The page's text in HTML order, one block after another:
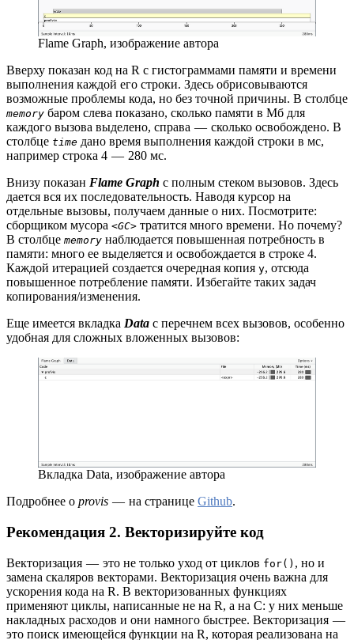
Flame Graph, изображение автора
Вверху показан код на R с гистограммами памяти и времени
выполнения каждой его строки. Здесь обрисовываются
возможные проблемы кода, но без точной причины. В столбце
memory баром слева показано, сколько памяти в Мб для
каждого вызова выделено, справа — сколько освобождено. В
столбце time дано время выполнения каждой строки в мс,
например строка 4 — 280 мс.
Внизу показан Flame Graph с полным стеком вызовов. Здесь
дается вся их последовательность. Наводя курсор на
отдельные вызовы, получаем данные о них. Посмотрите:
сборщиком мусора <GC> тратится много времени. Но почему?
В столбце memory наблюдается повышенная потребность в
памяти: много ее выделяется и освобождается в строке 4.
Каждой итерацией создается очередная копия y, отсюда
повышенное потребление памяти. Избегайте таких задач
копирования/изменения.
Еще имеется вкладка Data с перечнем всех вызовов, особенно
удобная для сложных вложенных вызовов:
Вкладка Data, изображение автора
Подробнее о provis — на странице Github.
Рекомендация 2. Векторизируйте код
Векторизация — это не только уход от циклов for() , но и
замена скаляров векторами. Векторизация очень важна для
ускорения кода на R. В векторизованных функциях
применяют циклы, написанные не на R, а на C: у них меньше
накладных расходов и они намного быстрее. Векторизация —
это поиск имеющейся функции на R, которая реализована на